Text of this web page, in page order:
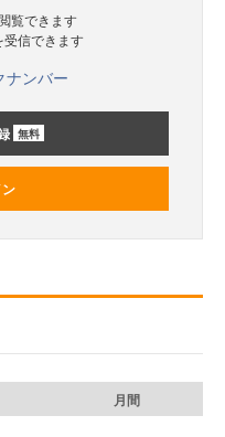
覧できます
受信できます
ナンバー
無料
月間